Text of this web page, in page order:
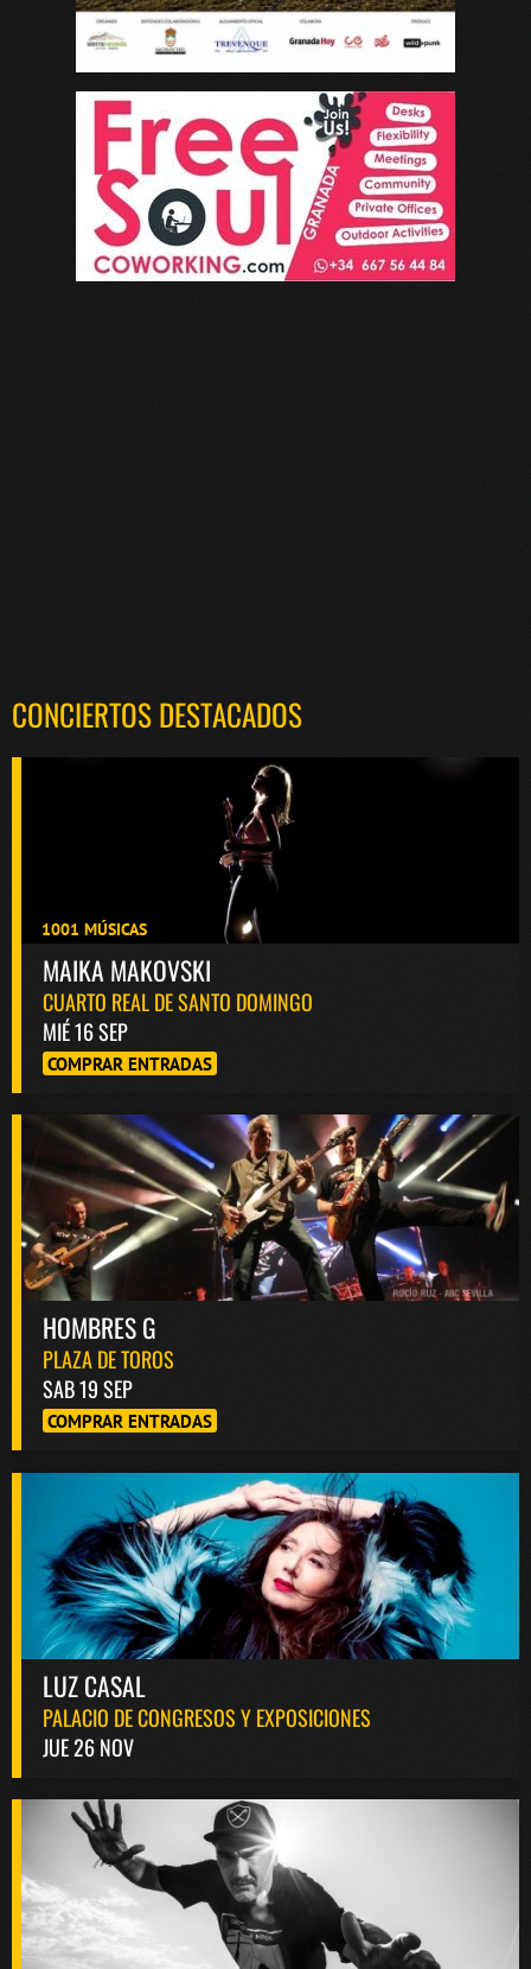
CONCIERTOS DESTACADOS
1001 MÚSICAS
MAIKA MAKOVSKI
CUARTO REAL DE SANTO DOMINGO
MIÉ 16 SEP
COMPRAR ENTRADAS
HOMBRES G
PLAZA DE TOROS
SAB 19 SEP
COMPRAR ENTRADAS
LUZ CASAL
PALACIO DE CONGRESOS Y EXPOSICIONES
JUE 26 NOV